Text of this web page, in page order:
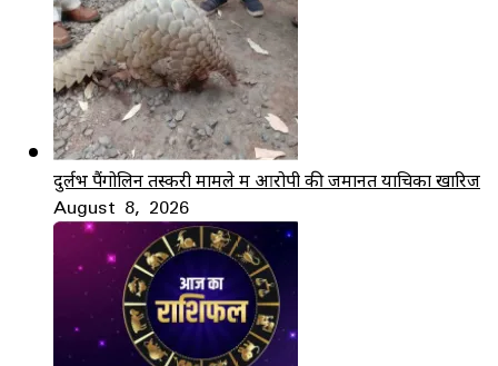
दुर्लभ पैंगोलिन तस्करी मामले में आरोपी की जमानत याचिका खारिज
August 8, 2026